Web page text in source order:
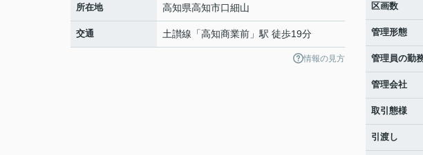
所在地 高知県高知市口細山
交通 土讃線 「高知商業前 」駅 徒歩19分
情報の見方
区画数
管理形態
管理員の勤
管理会社
取引態様
引渡し